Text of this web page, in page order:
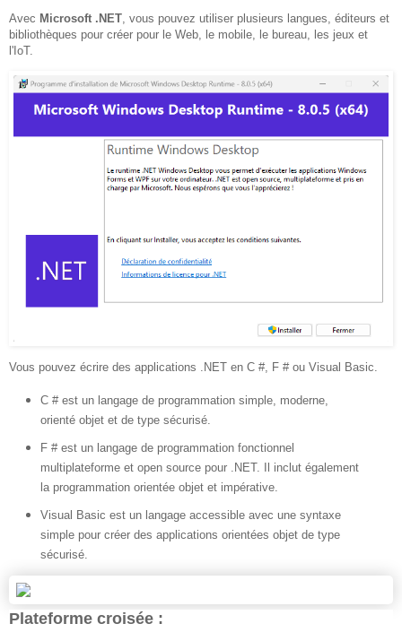
Avec Microsoft .NET, vous pouvez utiliser plusieurs langues, éditeurs et
bibliothèques pour créer pour le Web, le mobile, le bureau, les jeux et
l'IoT.
Vous pouvez écrire des applications .NET en C #, F # ou Visual Basic.
C # est un langage de programmation simple, moderne,
orienté objet et de type sécurisé.
F # est un langage de programmation fonctionnel
multiplateforme et open source pour .NET. Il inclut également
la programmation orientée objet et impérative.
Visual Basic est un langage accessible avec une syntaxe
simple pour créer des applications orientées objet de type
sécurisé.
Plateforme croisée :